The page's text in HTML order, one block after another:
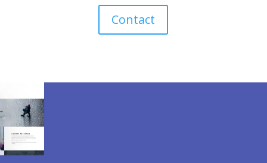
Contact
Création de site internet